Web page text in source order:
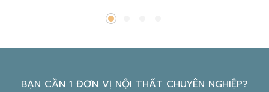
BẠN CẦN 1 ĐƠN VỊ NỘI THẤT CHUYÊN NGHIỆP?